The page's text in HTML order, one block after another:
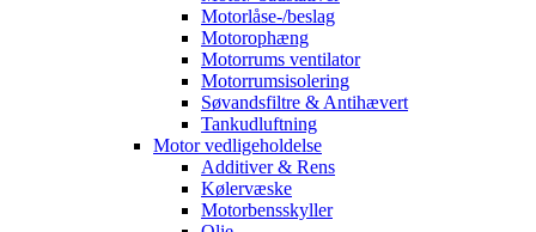
Motorlåse-/beslag
Motorophæng
Motorrums ventilator
Motorrumsisolering
Søvandsfiltre & Antihævert
Tankudluftning
Motor vedligeholdelse
Additiver & Rens
Kølervæske
Motorbensskyller